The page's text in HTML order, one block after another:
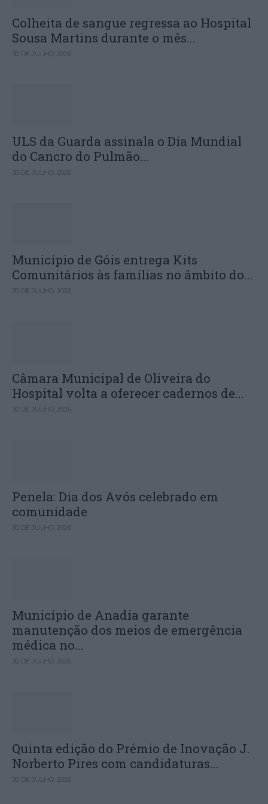
Colheita de sangue regressa ao Hospital
Sousa Martins durante o mês...
30 DE JULHO, 2026
ULS da Guarda assinala o Dia Mundial
do Cancro do Pulmão...
30 DE JULHO, 2026
Município de Góis entrega Kits
Comunitários às famílias no âmbito do...
30 DE JULHO, 2026
Câmara Municipal de Oliveira do
Hospital volta a oferecer cadernos de...
30 DE JULHO, 2026
Penela: Dia dos Avós celebrado em
comunidade
30 DE JULHO, 2026
Município de Anadia garante
manutenção dos meios de emergência
médica no...
30 DE JULHO, 2026
Quinta edição do Prémio de Inovação J.
Norberto Pires com candidaturas...
30 DE JULHO, 2026